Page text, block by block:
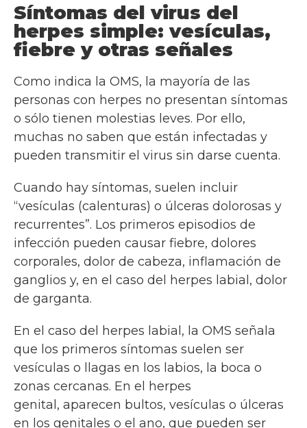
Síntomas del virus del
herpes simple: vesículas,
fiebre y otras señales
Como indica la OMS, la mayoría de las
personas con herpes no presentan síntomas
o sólo tienen molestias leves. Por ello,
muchas no saben que están infectadas y
pueden transmitir el virus sin darse cuenta.
Cuando hay síntomas, suelen incluir
“vesículas (calenturas) o úlceras dolorosas y
recurrentes”. Los primeros episodios de
infección pueden causar fiebre, dolores
corporales, dolor de cabeza, inflamación de
ganglios y, en el caso del herpes labial, dolor
de garganta.
En el caso del herpes labial, la OMS señala
que los primeros síntomas suelen ser
vesículas o llagas en los labios, la boca o
zonas cercanas. En el herpes
genital, aparecen bultos, vesículas o úlceras
en los genitales o el ano, que pueden ser